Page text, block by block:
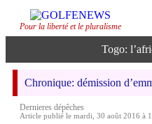
Pour la liberté et le pluralisme
Togo:
Chronique: démission
Dernieres dépêches
Article publié le mardi, 30 août 2016 à